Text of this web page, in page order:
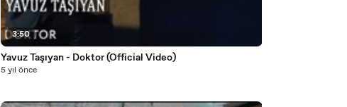
3:50
Yavuz Taşıyan - Doktor (Official Video)
5 yıl önce